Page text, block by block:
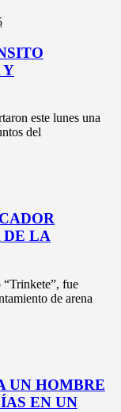
Y
este lunes una
del
DE LA
“Trinkete”, fue
de arena
UN HOMBRE
EN UN